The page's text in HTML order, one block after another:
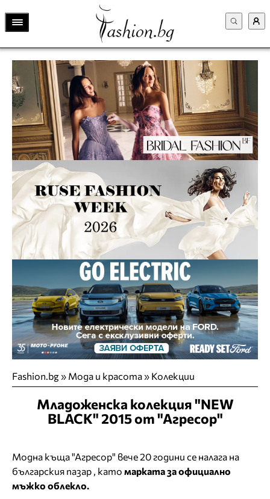
Fashion.bg» Мода и красота» Колекции
Младоженска колекция "NEW
BLACK" 2015 от "Агресор"
Модна къща "Агресор" вече 20 години се налага на
българския пазар , като марката за официално
мъжко облекло.